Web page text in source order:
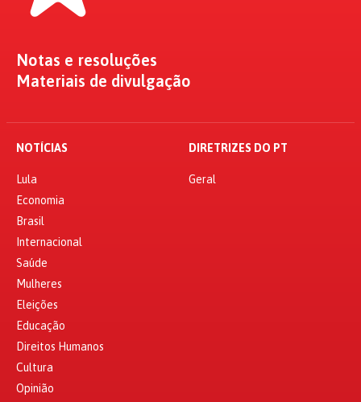
Notas e resoluções
Materiais de divulgação
NOTÍCIAS
Lula
Economia
Brasil
Internacional
Saúde
Mulheres
Eleições
Educação
Direitos Humanos
Cultura
Opinião
DIRETRIZES DO PT
Geral